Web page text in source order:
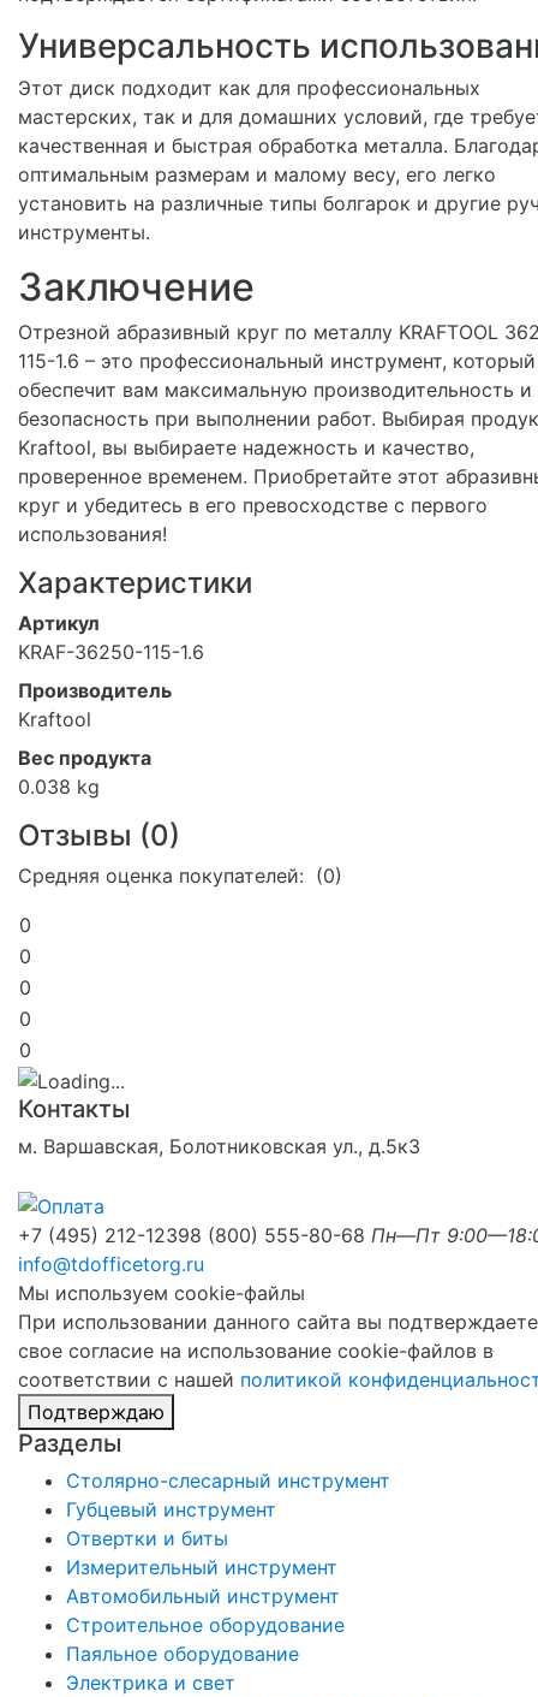
Универсальность
Этот диск подходит как для профессиональных
мастерских, так и для домашних условий, где
качественная и быстрая обработка металла.
оптимальным размерам и малому весу, его легко
установить на различные типы болгарок и другие
инструменты.
Заключение
Отрезной абразивный круг по металлу KRAFTOOL
115-1.6 – это профессиональный инструмент, который
обеспечит вам максимальную производительность и
безопасность при выполнении работ. Выбирая
Kraftool, вы выбираете надежность и качество,
проверенное временем. Приобретайте этот
круг и убедитесь в его превосходстве с первого
использования!
Характеристики
Артикул
KRAF-36250-115-1.6
Производитель
Kraftool
Вес продукта
0.038 kg
Отзывы (0)
Средняя оценка покупателей: (0)
0
0
0
0
0
Контакты
м. Варшавская, Болотниковская ул., д.5к3
+7 (495) 212-12398 (800) 555-80-68 Пн—Пт
info@tdofficetorg.ru
Мы используем cookie-файлы
При использовании данного сайта вы подтверждаете
свое согласие на использование cookie-файлов в
соответствии с нашей политикой
Подтверждаю
Разделы
Столярно-слесарный инструмент
Губцевый инструмент
Отвертки и биты
Измерительный инструмент
Автомобильный инструмент
Строительное оборудование
Паяльное оборудование
Электрика и свет